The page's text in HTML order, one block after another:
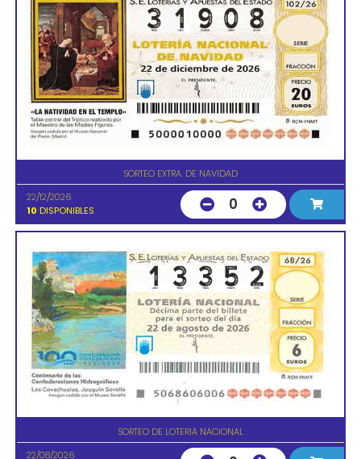
SORTEO EXTRA. DE NAVIDAD
22/12/2026
10 DISPONIBLES 0
SORTEO DE LOTERIA NACIONAL
22/08/2026